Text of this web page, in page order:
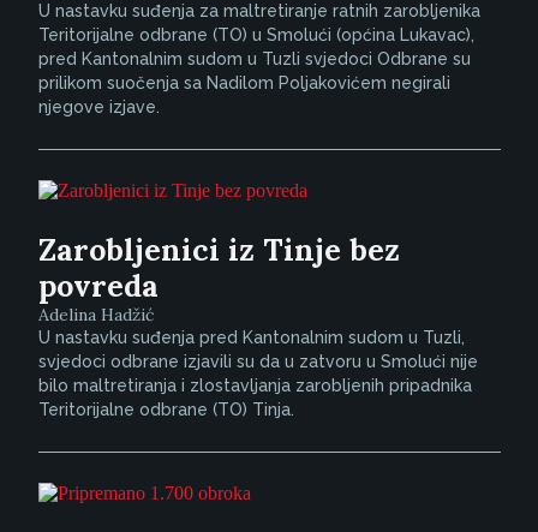
U nastavku suđenja za maltretiranje ratnih zarobljenika
Teritorijalne odbrane (TO) u Smolući (općina Lukavac),
pred Kantonalnim sudom u Tuzli svjedoci Odbrane su
prilikom suočenja sa Nadilom Poljakovićem negirali
njegove izjave.
Zarobljenici iz Tinje bez
povreda
Adelina Hadžić
U nastavku suđenja pred Kantonalnim sudom u Tuzli,
svjedoci odbrane izjavili su da u zatvoru u Smolući nije
bilo maltretiranja i zlostavljanja zarobljenih pripadnika
Teritorijalne odbrane (TO) Tinja.